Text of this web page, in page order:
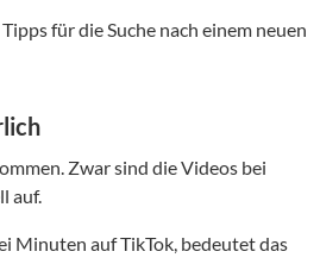
für die Suche nach einem neuen
Zwar sind die Videos bei
auf.
Minuten auf TikTok, bedeutet das